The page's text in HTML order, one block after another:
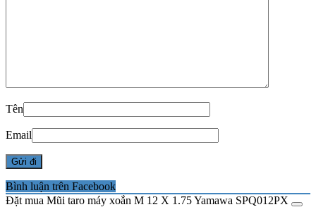
Tên
Email
Bình luận trên Facebook
Đặt mua Mũi taro máy xoắn M 12 X 1.75 Yamawa SPQ012PX